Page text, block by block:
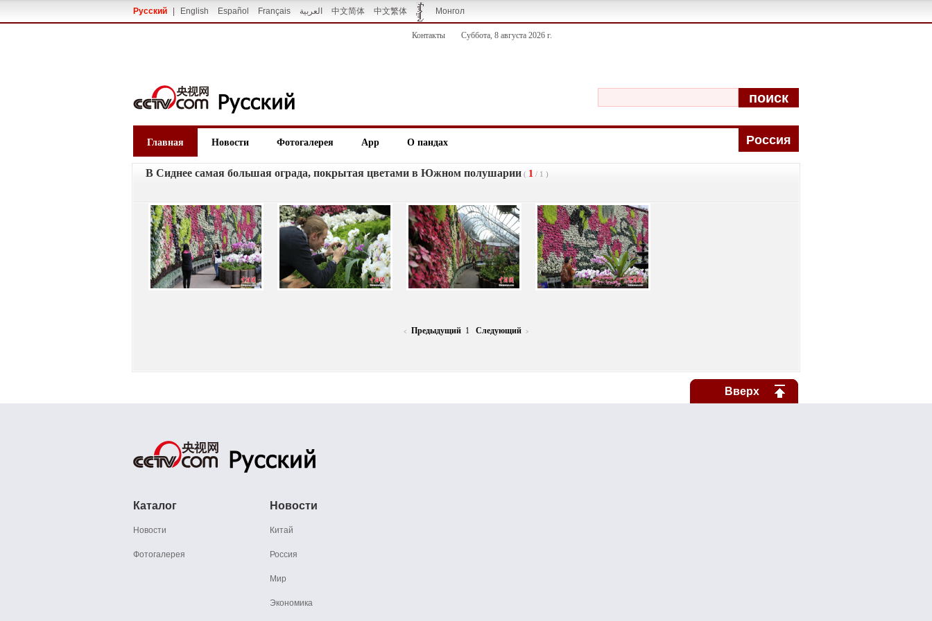
Русский English Español Français العربية 中文简体 中文繁体 Монгол
Контакты Суббота, 8 августа 2026 г.
поиск
Главная Новости Фотогалерея App О пандах Pоccия
В Сиднее самая большая ограда, покрытая цветами в Южном полушарии ( 1 / 1 )
< Предыдущий 1 Следующий >
Вверх
Каталог
Новости
Фотогалерея
Новости
Китай
Россия
Мир
Экономика